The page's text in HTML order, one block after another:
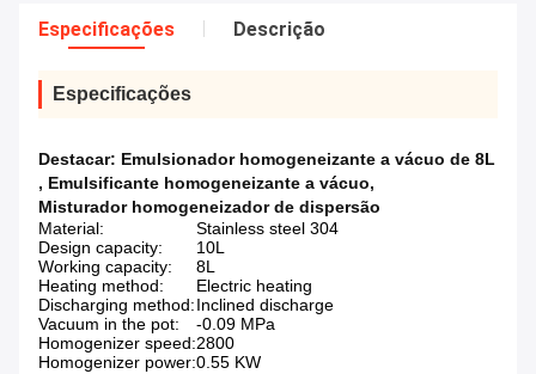
Especificações Descrição
Especificações
Destacar: Emulsionador homogeneizante a vácuo de 8L
, Emulsificante homogeneizante a vácuo,
Misturador homogeneizador de dispersão
Material:
Stainless steel 304
Design capacity:
10L
Working capacity:
8L
Heating method:
Electric heating
Discharging method:Inclined discharge
Vacuum in the pot:
-0.09 MPa
Homogenizer speed:2800
Homogenizer power:0.55 KW